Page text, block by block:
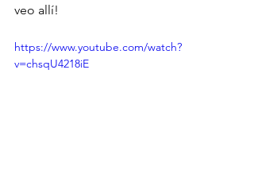
veo allí!
https://www.youtube.com/watch?
v=chsqU4218iE